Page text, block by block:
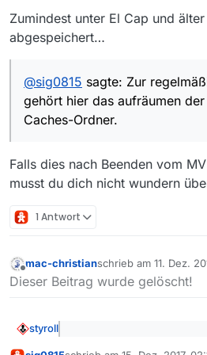
Zumindest unter El Cap und
abgespeichert…
@sig0815 sagte: Zur
gehört hier das aufräumen
Caches-Ordner.
Falls dies nach Beenden vom
musst du dich nicht wundern
1 Antwort
Offline
mac-christianschrieb am 11. Dez.
zuletzt editiert von
Dieser Beitrag wurde gelöscht!
styroll